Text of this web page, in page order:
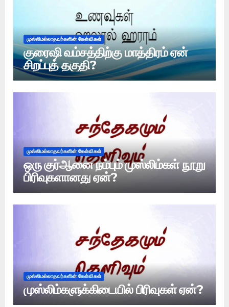
முஸ்லிமல்லாதவர்களின் கேள்விகள்
குரைஷி வம்சத்திற்கு மாத்திரம் ஏன்
சிறப்புத் தகுதி?
முஸ்லிமல்லாதவர்களின் கேள்விகள்
ஒரு குர்ஆனை நம்பும் முஸ்லிம்கள் நூறு
பிரிவுகளானது ஏன்?
முஸ்லிமல்லாதவர்களின் கேள்விகள்
முஸ்லிம்களுக்கிடையில் பிரிவுகள் ஏன்?